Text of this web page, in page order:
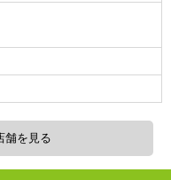
舗を見る